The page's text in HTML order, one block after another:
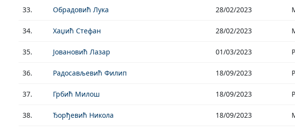
33. Обрадовић Лука 28/02/2023
34. Хаџић Стефан 28/02/2023
35. Јовановић Лазар 01/03/2023
36. Радосављевић Филип 18/09/2023
37. Грбић Милош 18/09/2023
38. Ђорђевић Никола 18/09/2023